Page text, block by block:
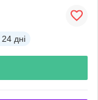
24 дні